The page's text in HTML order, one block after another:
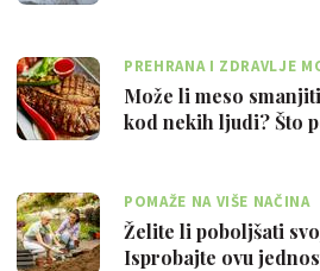
PREHRANA I ZDRAVLJE
Može li meso
kod nekih ljudi? Što
POMAŽE NA VIŠE NAČINA
Želite li poboljšati
Isprobajte ovu